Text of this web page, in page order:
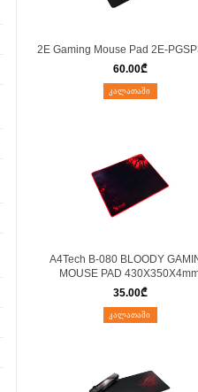
2E Gaming Mouse Pad 2E-
60.00₾
ᲙᲐᲚᲐᲗᲐᲨᲘ
A4Tech B-080 BLOODY
MOUSE PAD
35.00₾
ᲙᲐᲚᲐᲗᲐᲨᲘ